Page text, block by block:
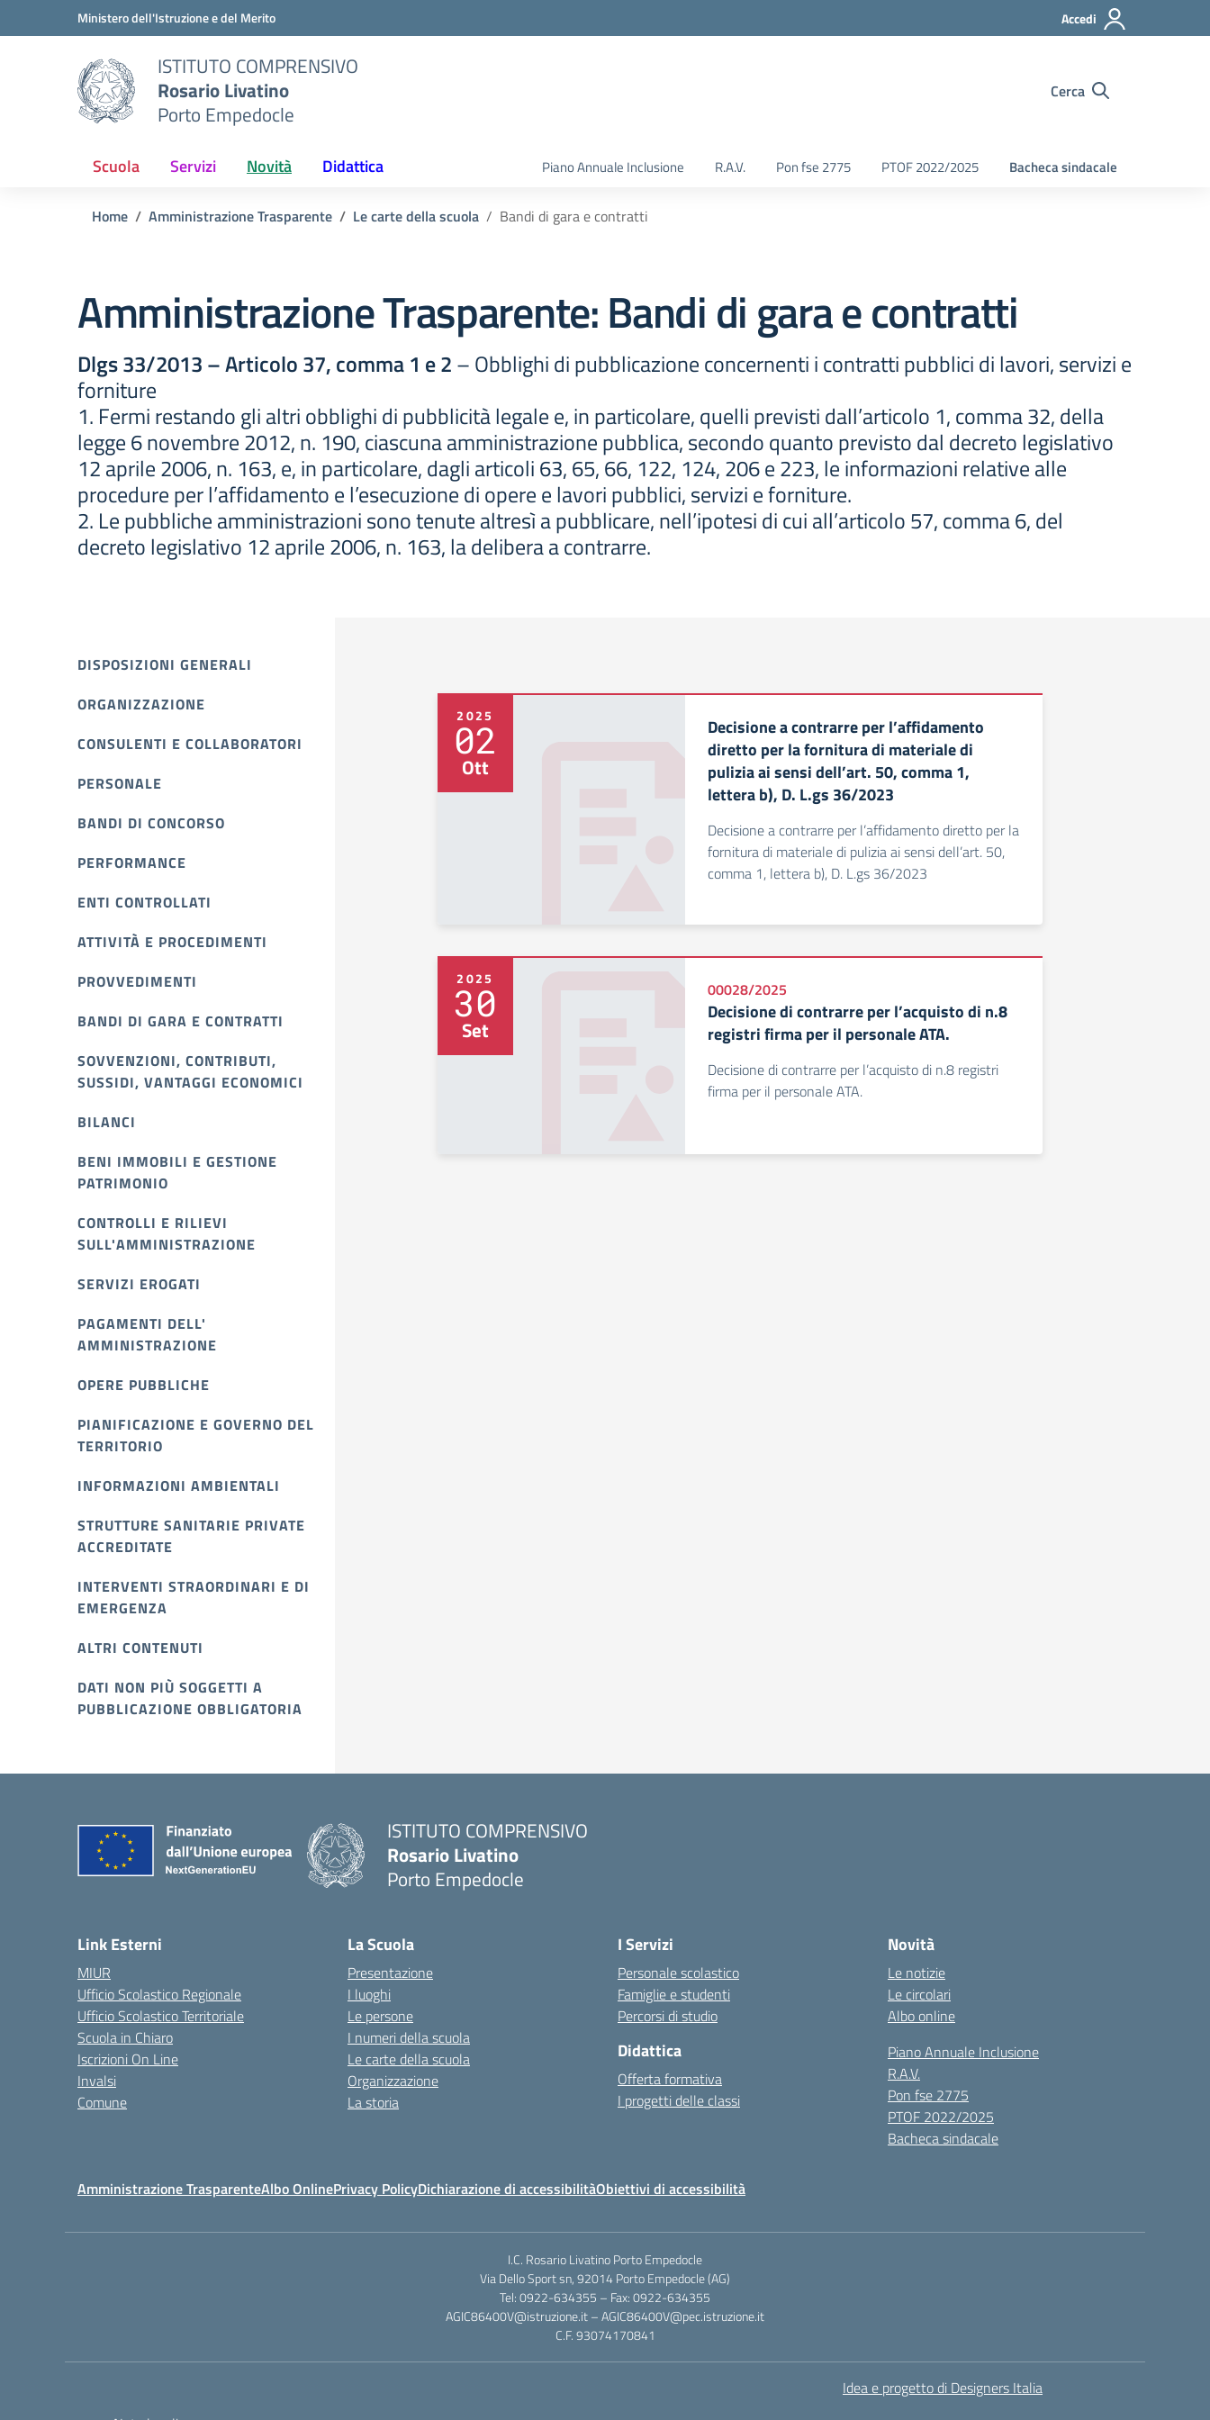
Vai ai contenuti
Vai al menu di navigazioneMinistero dell'Istruzione e del Merito Accedi
ISTITUTO COMPRENSIVO
Rosario Livatino
Porto Empedocle
Cerca
Scuola Servizi Novità Didattica Piano Annuale Inclusione R.A.V. Pon fse 2775 PTOF 2022/2025 Bacheca sindacale
Home Amministrazione Trasparente Le carte della scuola Bandi di gara e contratti
Amministrazione Trasparente:Bandi di gara e contratti
Dlgs 33/2013 – Articolo 37, comma 1 e 2– Obblighi di pubblicazione concernenti i contratti pubblici di lavori, servizi e
forniture
1. Fermi restando gli altri obblighi di pubblicità legale e, in particolare, quelli previsti dall’articolo 1, comma 32, della
legge 6 novembre 2012, n. 190, ciascuna amministrazione pubblica, secondo quanto previsto dal decreto legislativo
12 aprile 2006, n. 163, e, in particolare, dagli articoli 63, 65, 66, 122, 124, 206 e 223, le informazioni relative alle
procedure per l’affidamento e l’esecuzione di opere e lavori pubblici, servizi e forniture.
2. Le pubbliche amministrazioni sono tenute altresì a pubblicare, nell’ipotesi di cui all’articolo 57, comma 6, del
decreto legislativo 12 aprile 2006, n. 163, la delibera a contrarre.
DISPOSIZIONI GENERALI
ORGANIZZAZIONE
CONSULENTI E COLLABORATORI
PERSONALE
BANDI DI CONCORSO
PERFORMANCE
ENTI CONTROLLATI
ATTIVITÀ E PROCEDIMENTI
PROVVEDIMENTI
BANDI DI GARA E CONTRATTI
SOVVENZIONI, CONTRIBUTI,
SUSSIDI, VANTAGGI ECONOMICI
BILANCI
BENI IMMOBILI E GESTIONE
PATRIMONIO
CONTROLLI E RILIEVI
SULL'AMMINISTRAZIONE
SERVIZI EROGATI
PAGAMENTI DELL'
AMMINISTRAZIONE
OPERE PUBBLICHE
PIANIFICAZIONE E GOVERNO DEL
TERRITORIO
INFORMAZIONI AMBIENTALI
STRUTTURE SANITARIE PRIVATE
ACCREDITATE
INTERVENTI STRAORDINARI E DI
EMERGENZA
ALTRI CONTENUTI
DATI NON PIÙ SOGGETTI A
PUBBLICAZIONE OBBLIGATORIA
2025
02
Ott
Decisione a contrarre per l’affidamento
diretto per la fornitura di materiale di
pulizia ai sensi dell’art. 50, comma 1,
lettera b), D. L.gs 36/2023
Decisione a contrarre per l’affidamento diretto per la
fornitura di materiale di pulizia ai sensi dell’art. 50,
comma 1, lettera b), D. L.gs 36/2023
2025
30
Set
00028/2025
Decisione di contrarre per l’acquisto di n.8
registri firma per il personale ATA.
Decisione di contrarre per l’acquisto di n.8 registri
firma per il personale ATA.
ISTITUTO COMPRENSIVO
Rosario Livatino
Porto Empedocle
Link Esterni
MIUR
Ufficio Scolastico Regionale
Ufficio Scolastico Territoriale
Scuola in Chiaro
Iscrizioni On Line
Invalsi
Comune
La Scuola
Presentazione
I luoghi
Le persone
I numeri della scuola
Le carte della scuola
Organizzazione
La storia
I Servizi
Personale scolastico
Famiglie e studenti
Percorsi di studio
Didattica
Offerta formativa
I progetti delle classi
Novità
Le notizie
Le circolari
Albo online
Piano Annuale Inclusione
R.A.V.
Pon fse 2775
PTOF 2022/2025
Bacheca sindacale
Amministrazione TrasparenteAlbo OnlinePrivacy PolicyDichiarazione di accessibilitàObiettivi di accessibilità
I.C. Rosario Livatino Porto Empedocle
Via Dello Sport sn, 92014 Porto Empedocle (AG)
Tel: 0922-634355 – Fax: 0922-634355
AGIC86400V@istruzione.it–AGIC86400V@pec.istruzione.it
C.F. 93074170841
Idea e progetto di Designers Italia